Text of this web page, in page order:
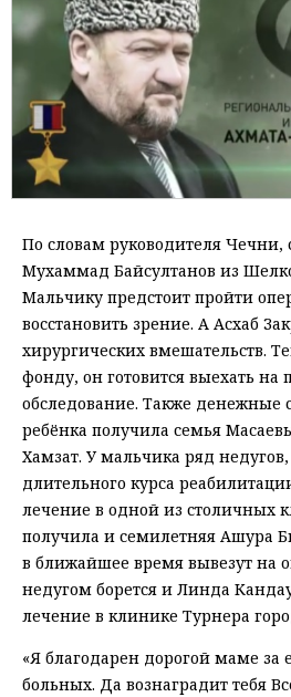
По словам руководителя
Мухаммад Байсултанов из
Мальчику предстоит пройти
восстановить зрение. А Асхаб
хирургических вмешательств.
фонду, он готовится выехать на
обследование. Также денежные
ребёнка получила семья
Хамзат. У мальчика ряд
длительного курса
лечение в одной из столичных
получила и семилетняя Ашура
в ближайшее время вывезут на
недугом борется и Линда
лечение в клинике Турнера
«Я благодарен дорогой маме за
больных. Да вознаградит тебя